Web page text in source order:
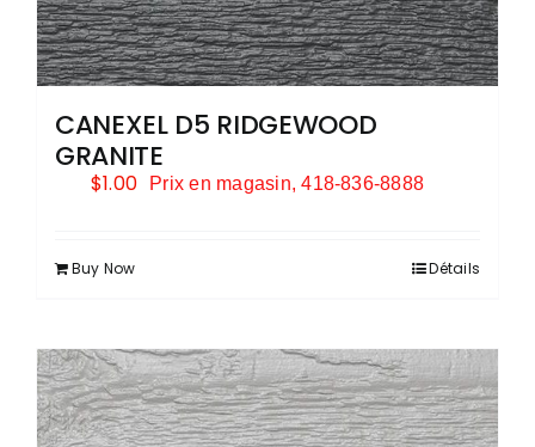
CANEXEL D5 RIDGEWOOD
GRANITE
$1.00 Prix en magasin, 418-836-8888
Buy Now Détails